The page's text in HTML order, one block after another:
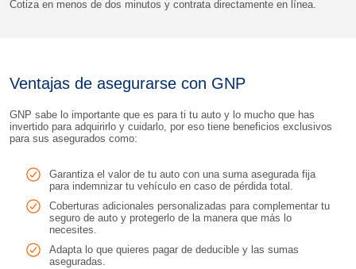
Cotiza en menos de dos minutos y contrata directamente en línea.
Ventajas de asegurarse con GNP
GNP sabe lo importante que es para ti tu auto y lo mucho que has
invertido para adquirirlo y cuidarlo, por eso tiene beneficios exclusivos
para sus asegurados como:
Garantiza el valor de tu auto con una suma asegurada fija
para indemnizar tu vehículo en caso de pérdida total.
Coberturas adicionales personalizadas para complementar tu
seguro de auto y protegerlo de la manera que más lo
necesites.
Adapta lo que quieres pagar de deducible y las sumas
aseguradas.